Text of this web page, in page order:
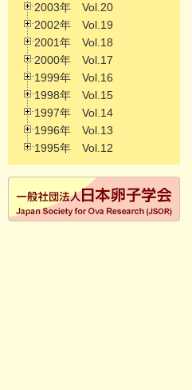
2003年 Vol.20
2002年 Vol.19
2001年 Vol.18
2000年 Vol.17
1999年 Vol.16
1998年 Vol.15
1997年 Vol.14
1996年 Vol.13
1995年 Vol.12